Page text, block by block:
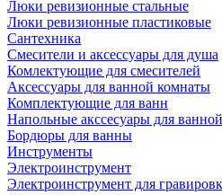
Люки ревизионные стальные
Люки ревизионные пластиковые
Сантехника
Смесители и аксессуары для душа
Комлектующие для смесителей
Аксессуары для ванной комнаты
Комплектующие для ванн
Напольные акссесуары для
Бордюры для ванны
Инструменты
Электроинструмент
Электроинструмент для